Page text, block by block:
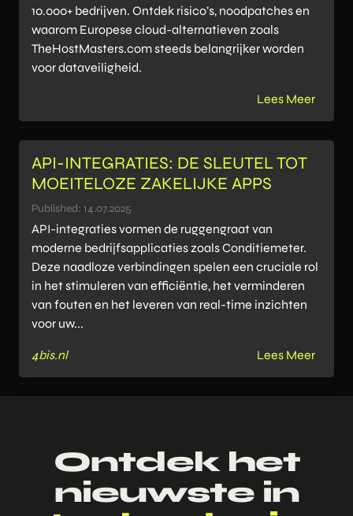
10.000+ bedrijven. Ontdek risico’s, noodpatches en
waarom Europese cloud-alternatieven zoals
TheHostMasters.com steeds belangrijker worden
voor dataveiligheid.
Lees Meer
API-INTEGRATIES: DE SLEUTEL TOT
MOEITELOZE ZAKELIJKE APPS
Published: 14.07.2025
API-integraties vormen de ruggengraat van
moderne bedrijfsapplicaties zoals Conditiemeter.
Deze naadloze verbindingen spelen een cruciale rol
in het stimuleren van efficiëntie, het verminderen
van fouten en het leveren van real-time inzichten
voor uw...
4bis.nl Lees Meer
Ontdek het
nieuwste in